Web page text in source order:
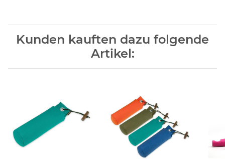
Kunden kauften dazu folgende
Artikel: